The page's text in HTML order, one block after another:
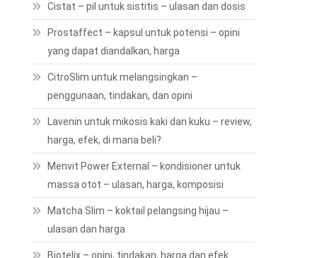
Cistat – pil untuk sistitis – ulasan dan dosis
Prostaffect – kapsul untuk potensi – opini
yang dapat diandalkan, harga
CitroSlim untuk melangsingkan –
penggunaan, tindakan, dan opini
Lavenin untuk mikosis kaki dan kuku – review,
harga, efek, di mana beli?
Menvit Power External – kondisioner untuk
massa otot – ulasan, harga, komposisi
Matcha Slim – koktail pelangsing hijau –
ulasan dan harga
Biotelix – opini, tindakan, harga dan efek